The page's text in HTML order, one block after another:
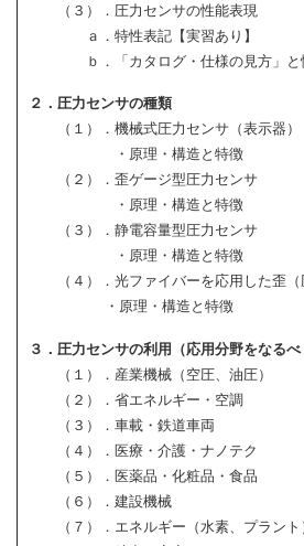
（３）．圧力センサの性能表現
ａ．特性表記【実習あり】
ｂ．「カタログ・仕様の見方」と性
２．圧力センサの種類
（１）．機械式圧力センサ（表示器）
・原理・構造と特徴
（２）．歪ゲージ型圧力センサ
・原理・構造と特徴
（３）．静電容量型圧力センサ
・原理・構造と特徴
（４）．光ファイバーを応用した歪（
・原理・構造と特徴
３．圧力センサの利用（応用分野をなるべ
（１）．産業機械（空圧、油圧）
（２）．省エネルギー・空調
（３）．車載・鉄道車両
（４）．医療・介護・ナノテク
（５）．医薬品・化粧品・食品
（６）．建設機械
（７）．エネルギー（水素、プラント